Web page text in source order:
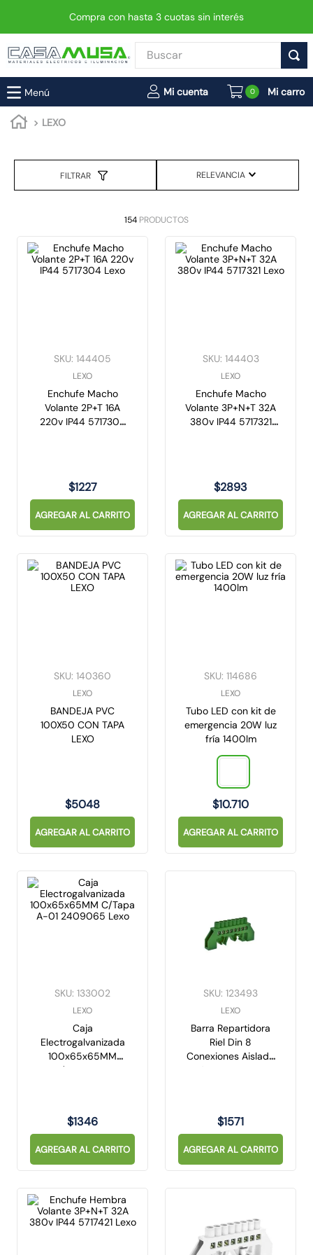
Compra con hasta 3 cuotas sin interés
Buscar
0
LEXO
FILTRAR RELEVANCIA
154 PRODUCTOS
SKU: 144405
LEXO
Enchufe Macho
Volante 2P+T 16A
220v IP44 5717304
$1227
AGREGAR AL CARRITO
SKU: 144403
LEXO
Enchufe Macho
Volante 3P+N+T 32A
380v IP44 5717321
$2893
AGREGAR AL CARRITO
SKU: 140360
LEXO
BANDEJA PVC
100X50 CON TAPA
LEXO
$5048
AGREGAR AL CARRITO
SKU: 114686
LEXO
Tubo LED con kit de
emergencia 20W luz
fría 1400lm
$10.710
AGREGAR AL CARRITO
SKU: 133002
LEXO
Caja
Electrogalvanizada
100x65x65MM
C/Tapa A-01
$1346
AGREGAR AL CARRITO
SKU: 123493
LEXO
Barra Repartidora
Riel Din 8
Conexiones Aislada
$1571
AGREGAR AL CARRITO
TÉRMINOS MÁS BUSCADOS
1.
interruptor
foco
6.
matixgo
foco led
ampolleta